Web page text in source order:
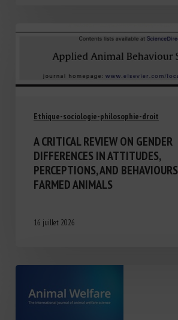
Ethique-sociologie-philosophie-droit
A CRITICAL REVIEW ON GENDER
DIFFERENCES IN ATTITUDES,
PERCEPTIONS, AND
FARMED ANIMALS
16 juillet 2026